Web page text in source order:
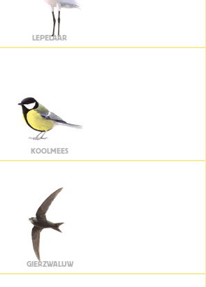
LEPELAAR
KOOLMEES
GIERZWALUW